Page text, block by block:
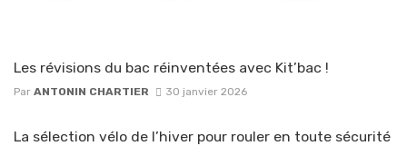
Les révisions du bac réinventées avec Kit’bac !
Par ANTONIN CHARTIER 30 janvier 2026
La sélection vélo de l’hiver pour rouler en toute sécurité